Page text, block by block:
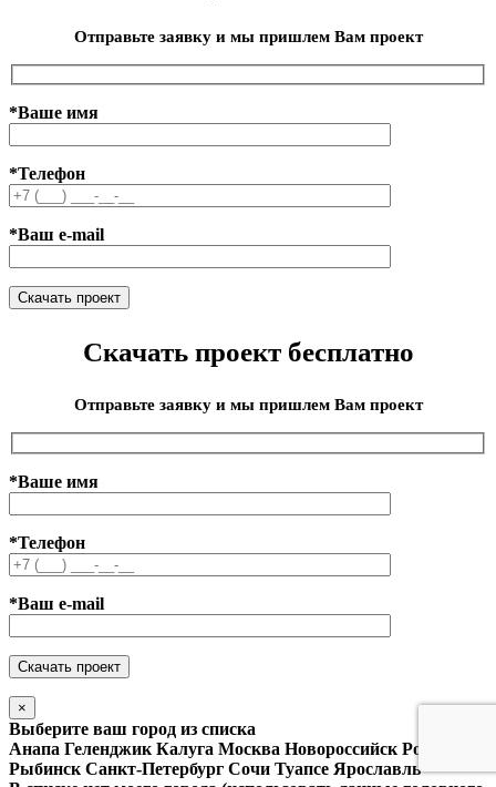
Отправьте заявку и мы пришлем Вам проект
*Ваше имя
*Телефон
*Ваш e-mail
Скачать проект бесплатно
Отправьте заявку и мы пришлем Вам проект
*Ваше имя
*Телефон
*Ваш e-mail
×
Выберите ваш город из списка
Анапа Геленджик Калуга Москва Новороссийск Ростов
Рыбинск Санкт-Петербург Сочи Туапсе Ярославль